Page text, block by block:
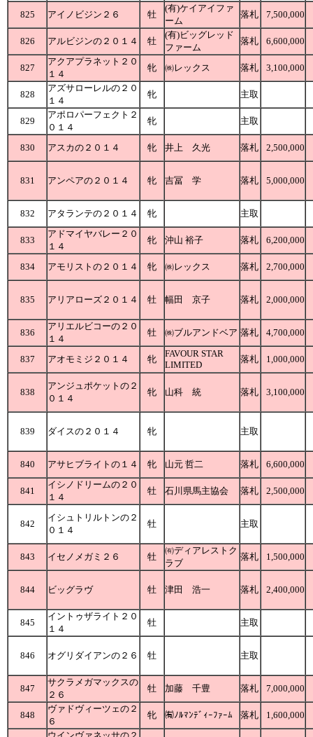
825 アイノビジン２６ 牡
(有)ケイアイファ
ーム
落札 7,500,000
826 アルビジンの２０１４ 牡
(有)ビッグレッド
ファーム
落札 6,600,000
827
アクアプラネット２０
１４
牝 ㈱レックス 落札 3,100,000
828
アズサローレルの２０
１４
牝 主取
829
アポロパーフェクト２
０１４
牝 主取
830 アスカの２０１４ 牝 井上 久光 落札 2,500,000
831 アンペアの２０１４ 牝 吉冨 学 落札 5,000,000
832 アタランテの２０１４ 牝 主取
833
アドマイヤバレー２０
１４
牝 沖山 裕子 落札 6,200,000
834 アモリストの２０１４ 牝 ㈱レックス 落札 2,700,000
835 アリアローズ２０１４ 牡 幅田 京子 落札 2,000,000
836
アリエルビコーの２０
１４
牡 ㈱ブルアンドベア 落札 4,700,000
837 アオモミジ２０１４ 牝
FAVOUR STAR
LIMITED
落札 1,000,000
838
アンジュポケットの２
０１４
牝 山科 統 落札 3,100,000
839 ダイスの２０１４ 牝 主取
840 アサヒブライトの１４ 牝 山元 哲二 落札 6,600,000
841
イシノドリームの２０
１４
牡 石川県馬主協会 落札 2,500,000
842
イシュトリルトンの２
０１４
牡 主取
843 イセノメガミ２６ 牡
㈲ディアレストク
ラブ
落札 1,500,000
844 ビッグラヴ 牡 津田 浩一 落札 2,400,000
845
イントゥザライト２０
１４
牡 主取
846 オグリダイアンの２６ 牡 主取
847
サクラメガマックスの
２６
牡 加藤 千豊 落札 7,000,000
848
ヴァドヴィーツェの２
６
牝 ㈲ﾉﾙﾏﾝﾃﾞｨｰﾌｧｰﾑ 落札 1,600,000